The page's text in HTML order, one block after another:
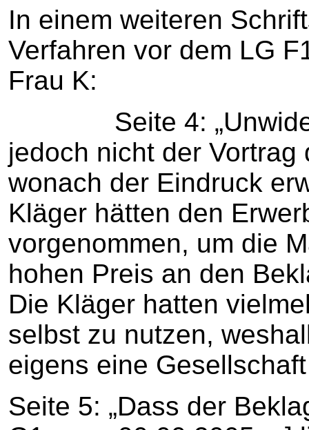
In einem weiteren
Verfahren vor dem LG
Frau K:
Seite 4:
jedoch nicht der
wonach der Eindruck
Kläger hätten den
vorgenommen, um die
hohen Preis an den
Die Kläger hatten
selbst zu nutzen,
eigens eine
Seite 5: „Dass der